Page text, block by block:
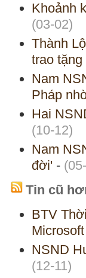
Khoảnh
(03-02)
Thành
trao tặng
Nam
Pháp
Hai
(10-12)
Nam
đời' -
Tin cũ
BTV
Microsoft
NSND
(12-11)